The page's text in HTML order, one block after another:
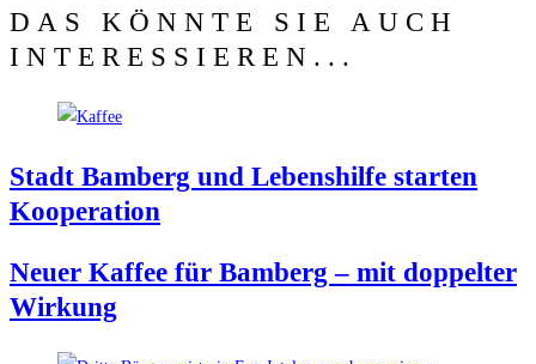
DAS KÖNNTE SIE AUCH
INTERESSIEREN...
Stadt Bam­berg und Lebens­hil­fe star­ten
Kooperation
Neu­er Kaf­fee für Bam­berg – mit dop­pel­ter
Wirkung